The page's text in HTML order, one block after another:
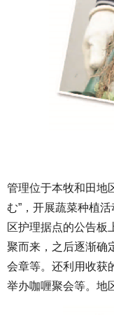
管理位于本牧和田地
む”，开展蔬菜种植
区护理据点的公告板
聚而来，之后逐渐确
会章等。还利用收获
举办咖喱聚会等。地